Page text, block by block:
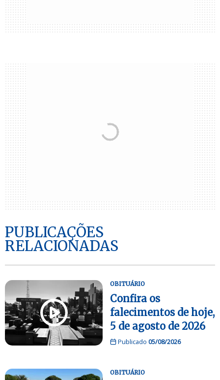
PUBLICAÇÕES
RELACIONADAS
OBITUÁRIO
Confira os
falecimentos de hoje,
5 de agosto de 2026
Publicado 05/08/2026
OBITUÁRIO